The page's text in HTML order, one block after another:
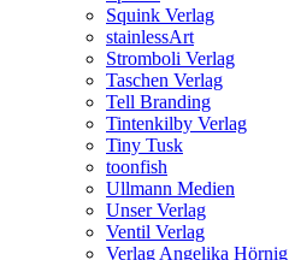
Squink Verlag
stainlessArt
Stromboli Verlag
Taschen Verlag
Tell Branding
Tintenkilby Verlag
Tiny Tusk
toonfish
Ullmann Medien
Unser Verlag
Ventil Verlag
Verlag Angelika Hörnig